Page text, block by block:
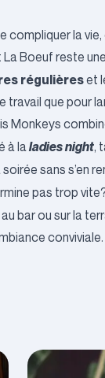
compliquer la
La Boeuf reste
régulièreset
que pour
Monkeys
à laladies night,
sans s’en
pas trop
bar ou sur la
conviviale.